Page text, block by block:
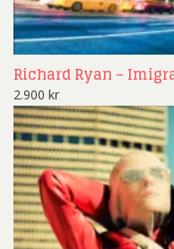
Richard Ryan –
2.900 kr